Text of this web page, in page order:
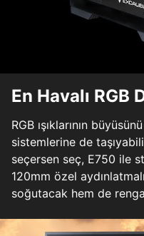
En Havalı RGB
RGB ışıklarının
sistemlerine de
seçersen seç, E750 ile
120mm özel
soğutacak hem de